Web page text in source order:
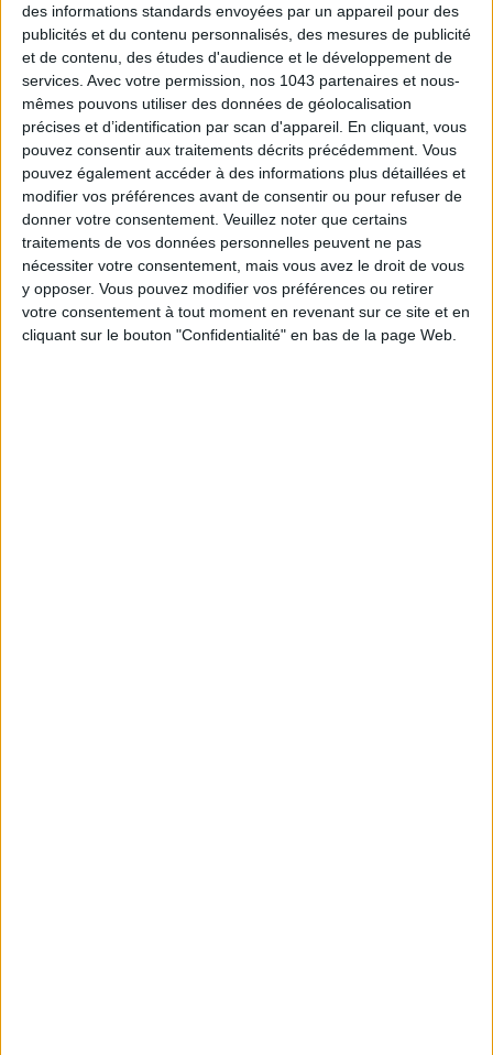
des informations standards envoyées par un appareil pour des
publicités et du contenu personnalisés, des mesures de publicité
et de contenu, des études d'audience et le développement de
services. Avec votre permission, nos 1043 partenaires et nous-
mêmes pouvons utiliser des données de géolocalisation
précises et d’identification par scan d'appareil. En cliquant, vous
pouvez consentir aux traitements décrits précédemment. Vous
pouvez également accéder à des informations plus détaillées et
modifier vos préférences avant de consentir ou pour refuser de
donner votre consentement. Veuillez noter que certains
traitements de vos données personnelles peuvent ne pas
nécessiter votre consentement, mais vous avez le droit de vous
y opposer. Vous pouvez modifier vos préférences ou retirer
votre consentement à tout moment en revenant sur ce site et en
cliquant sur le bouton "Confidentialité" en bas de la page Web.
LES MEILLEURS HÔTELS POUR UN WEEK-END SPA ET GASTRONOMIE